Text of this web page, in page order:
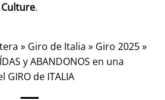
Culture.
» Giro de Italia » Giro 2025»
y ABANDONOS en una
GIRO de ITALIA